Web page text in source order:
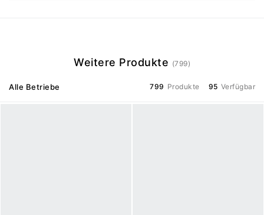
Weitere Produkte (799)
Alle Betriebe 799 Produkte 95 Verfügbar